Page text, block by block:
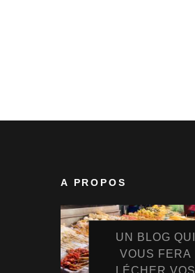
A PROPOS
UN BLOG QUI
VOUS FERA
LÉCHER VOS